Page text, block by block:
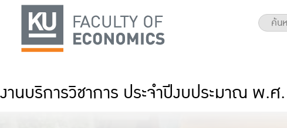
งานบริการวิชาการ ประจำปีงบประมาณ พ.ศ